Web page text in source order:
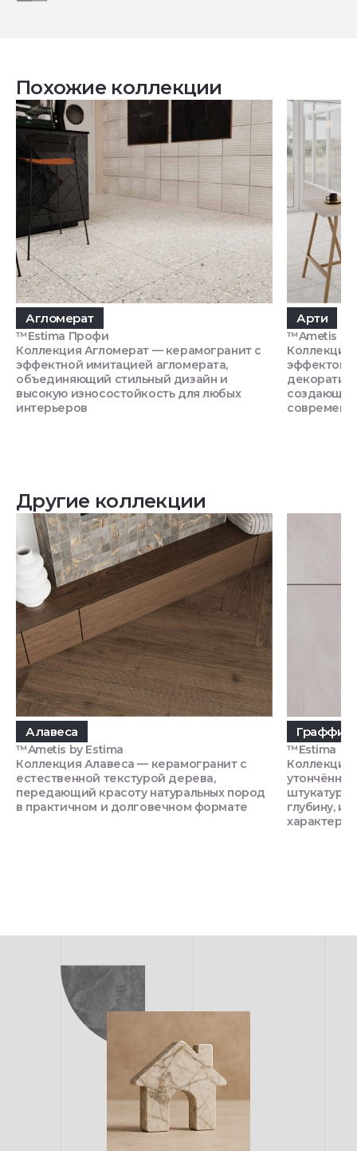
Похожие коллекции
Агломерат
™Estima Профи
Коллекция Агломерат — керамогранит с
эффектной имитацией агломерата,
объединяющий стильный дизайн и
высокую износостойкость для любых
интерьеров
Арти
™Ametis by
Коллекция
эффектом
создающий
Другие коллекции
Алавеса
™Ametis by Estima
Коллекция Алавеса — керамогранит с
естественной текстурой дерева,
передающий красоту натуральных пород
в практичном и долговечном формате
™Estima
Коллекция
глубину,
характер